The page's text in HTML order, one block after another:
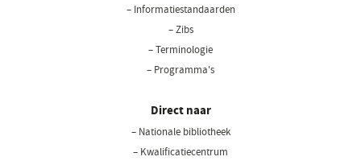
– Informatiestandaarden
– Zibs
– Terminologie
– Programma's
Direct naar
– Nationale bibliotheek(opent
– Kwalificatiecentrum